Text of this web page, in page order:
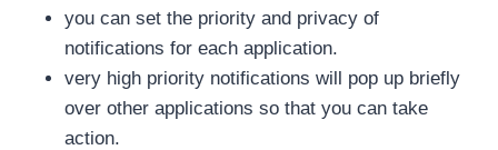
you can set the priority and privacy of
notifications for each application.
very high priority notifications will pop up briefly
over other applications so that you can take
action.